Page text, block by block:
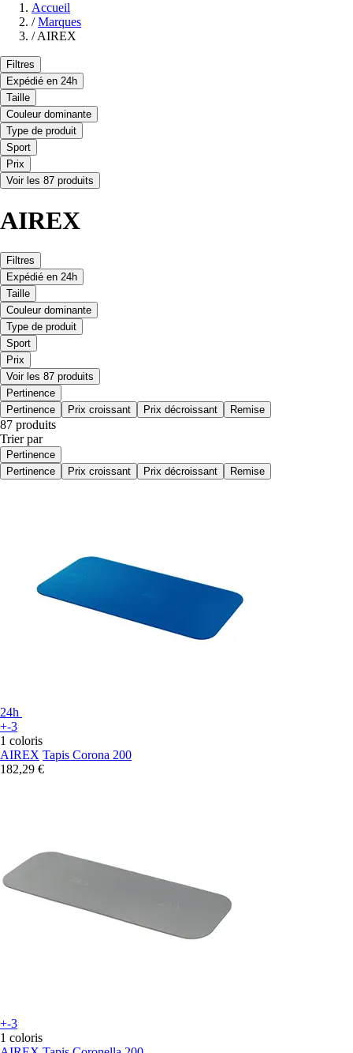
Accueil
/ Marques
/AIREX
Filtres
Expédié en 24h
Taille
Couleur dominante
Type de produit
Sport
Prix
Voir les 87 produits
AIREX
Filtres
Expédié en 24h
Taille
Couleur dominante
Type de produit
Sport
Prix
Voir les 87 produits
Pertinence
Pertinence
Prix croissant Prix décroissant Remise
87 produits
Trier par
Pertinence
Pertinence
Prix croissant Prix décroissant Remise
24h
+-3
1 coloris
AIREX Tapis Corona 200
182,29 €
+-3
1 coloris